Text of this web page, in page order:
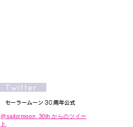
@sailormoon_30th からのツイー
ト